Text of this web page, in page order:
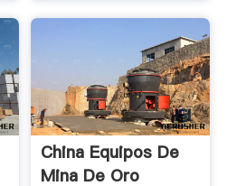
China Equipos De
Mina De Oro